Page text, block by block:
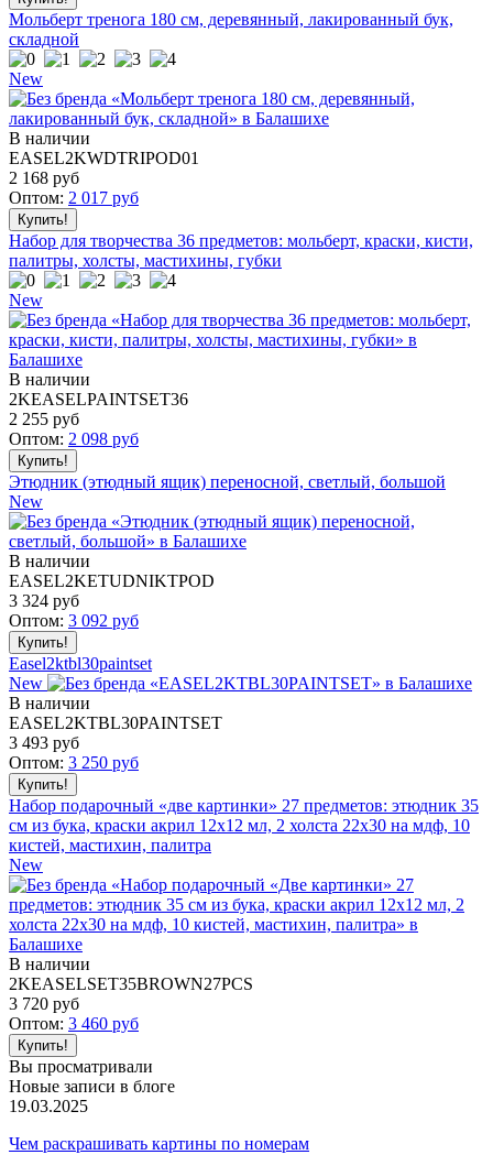
Мольберт тренога 180 см, деревянный, лакированный бук,
складной
New
В наличии
EASEL2KWDTRIPOD01
2 168 руб
Оптом: 2 017 руб
Набор для творчества 36 предметов: мольберт, краски, кисти,
палитры, холсты, мастихины, губки
New
В наличии
2KEASELPAINTSET36
2 255 руб
Оптом: 2 098 руб
Этюдник (этюдный ящик) переносной, светлый, большой
New
В наличии
EASEL2KETUDNIKTPOD
3 324 руб
Оптом: 3 092 руб
Easel2ktbl30paintset
New
В наличии
EASEL2KTBL30PAINTSET
3 493 руб
Оптом: 3 250 руб
Набор подарочный «две картинки» 27 предметов: этюдник 35
см из бука, краски акрил 12x12 мл, 2 холста 22x30 на мдф, 10
кистей, мастихин, палитра
New
В наличии
2KEASELSET35BROWN27PCS
3 720 руб
Оптом: 3 460 руб
Вы просматривали
Новые записи в блоге
19.03.2025
Чем раскрашивать картины по номерам